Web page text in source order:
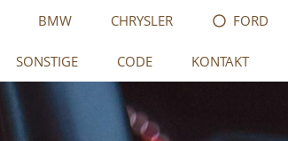
BMW CHRYSLER FORD
SONSTIGE CODE KONTAKT